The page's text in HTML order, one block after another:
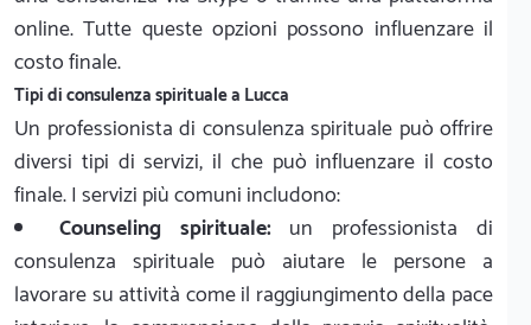
online. Tutte queste opzioni possono influenzare il
costo finale.
Tipi di consulenza spirituale a Lucca
Un professionista di consulenza spirituale può offrire
diversi tipi di servizi, il che può influenzare il costo
finale. I servizi più comuni includono:
Counseling spirituale:un professionista di
consulenza spirituale può aiutare le persone a
lavorare su attività come il raggiungimento della pace